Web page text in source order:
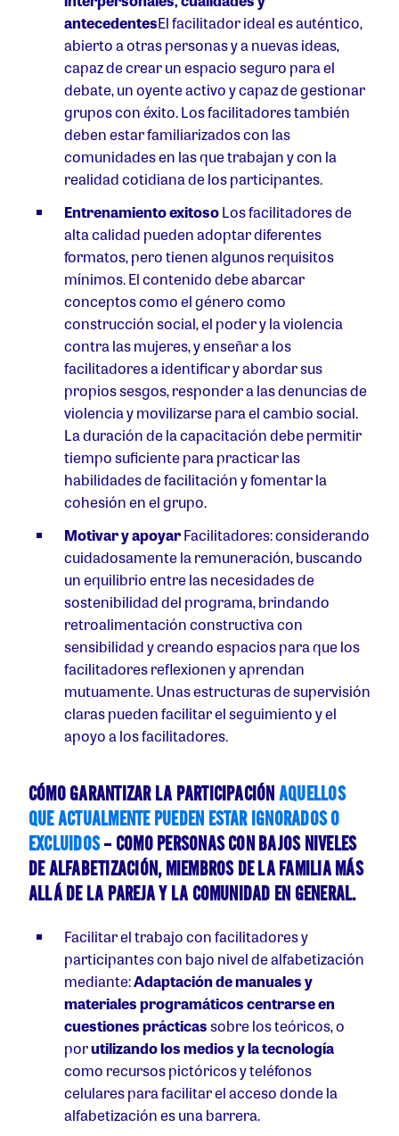
antecedentesEl facilitador ideal es auténtico,
abierto a otras personas y a nuevas ideas,
capaz de crear un espacio seguro para el
debate, un oyente activo y capaz de gestionar
grupos con éxito. Los facilitadores también
deben estar familiarizados con las
comunidades en las que trabajan y con la
realidad cotidiana de los participantes.
Entrenamiento exitosoLos facilitadores de
alta calidad pueden adoptar diferentes
formatos, pero tienen algunos requisitos
mínimos. El contenido debe abarcar
conceptos como el género como
construcción social, el poder y la violencia
contra las mujeres, y enseñar a los
facilitadores a identificar y abordar sus
propios sesgos, responder a las denuncias de
violencia y movilizarse para el cambio social.
La duración de la capacitación debe permitir
tiempo suficiente para practicar las
habilidades de facilitación y fomentar la
cohesión en el grupo.
Motivar y apoyarFacilitadores: considerando
cuidadosamente la remuneración, buscando
un equilibrio entre las necesidades de
sostenibilidad del programa, brindando
retroalimentación constructiva con
sensibilidad y creando espacios para que los
facilitadores reflexionen y aprendan
mutuamente. Unas estructuras de supervisión
claras pueden facilitar el seguimiento y el
apoyo a los facilitadores.
CÓMO GARANTIZAR LA PARTICIPACIÓNAQUELLOS
QUE ACTUALMENTE PUEDEN ESTAR IGNORADOS O
EXCLUIDOS– COMO PERSONAS CON BAJOS NIVELES
DE ALFABETIZACIÓN, MIEMBROS DE LA FAMILIA MÁS
ALLÁ DE LA PAREJA Y LA COMUNIDAD EN GENERAL.
Facilitar el trabajo con facilitadores y
participantes con bajo nivel de alfabetización
mediante:Adaptación de manuales y
materiales programáticoscentrarse en
cuestiones prácticassobre los teóricos, o
porutilizando los medios y la tecnología
como recursos pictóricos y teléfonos
celulares para facilitar el acceso donde la
alfabetización es una barrera.